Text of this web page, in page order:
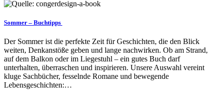
Sommer – Buchtipps
Der Sommer ist die perfekte Zeit für Geschichten, die den Blick
weiten, Denkanstöße geben und lange nachwirken. Ob am Strand,
auf dem Balkon oder im Liegestuhl – ein gutes Buch darf
unterhalten, überraschen und inspirieren. Unsere Auswahl vereint
kluge Sachbücher, fesselnde Romane und bewegende
Lebensgeschichten:…